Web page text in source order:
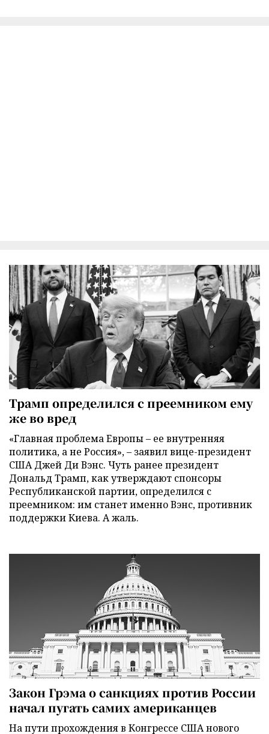
Трамп определился с преемником ему
же во вред
«Главная проблема Европы – ее внутренняя
политика, а не Россия», – заявил вице-президент
США Джей Ди Вэнс. Чуть ранее президент
Дональд Трамп, как утверждают спонсоры
Республиканской партии, определился с
преемником: им станет именно Вэнс, противник
поддержки Киева. А жаль.
Закон Грэма о санкциях против России
начал пугать самих американцев
На пути прохождения в Конгрессе США нового